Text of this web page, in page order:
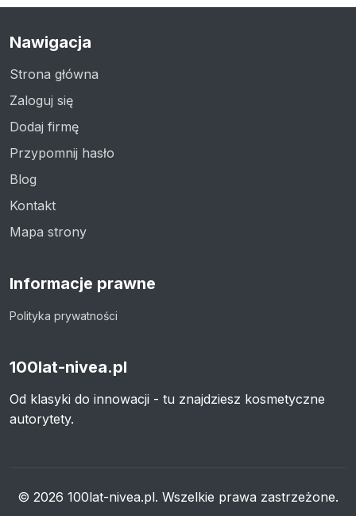
Nawigacja
Strona główna
Zaloguj się
Dodaj firmę
Przypomnij hasło
Blog
Kontakt
Mapa strony
Informacje prawne
Polityka prywatności
100lat-nivea.pl
Od klasyki do innowacji - tu znajdziesz kosmetyczne
autorytety.
© 2026 100lat-nivea.pl. Wszelkie prawa zastrzeżone.